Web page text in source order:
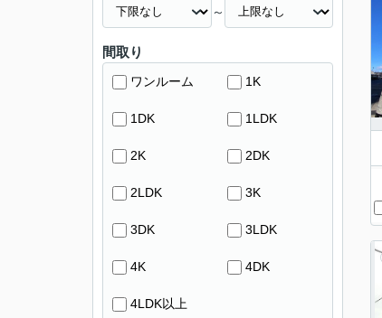
～
間取り
ワンルーム 1K
1DK 1LDK
2K 2DK
2LDK 3K
3DK 3LDK
4K 4DK
4LDK以上